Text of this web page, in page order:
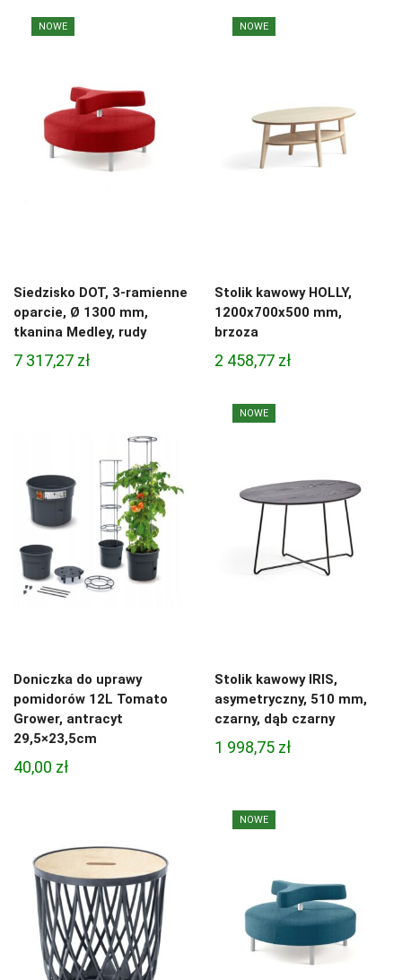
NOWE
Siedzisko DOT, 3-ramienne
oparcie, Ø 1300 mm,
tkanina Medley, rudy
7 317,27 zł
NOWE
Stolik kawowy HOLLY,
1200x700x500 mm,
brzoza
2 458,77 zł
Doniczka do uprawy
pomidorów 12L Tomato
Grower, antracyt
29,5×23,5cm
40,00 zł
NOWE
Stolik kawowy IRIS,
asymetryczny, 510 mm,
czarny, dąb czarny
1 998,75 zł
NOWE